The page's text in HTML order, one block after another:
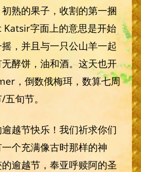
熟的果子，收割的第一捆
Katsir字面上的意思是开始
，并且与一只公山羊一起
酵饼，油和酒。这天也开
，倒数俄梅珥，数算七周
旬节。
越节快乐！我们祈求你们
个充满像古时那样的神
逾越节，奉亚呼赎阿的圣